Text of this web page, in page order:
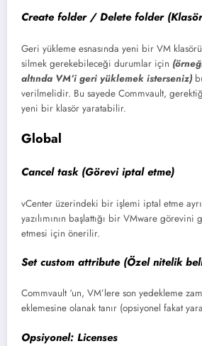
Create folder / Delete folder
Geri yükleme esnasında yeni bir VM
silmek gerekebileceği durumlar için
altında VM’i geri yüklemek isterseniz)
verilmelidir. Bu sayede Commvault,
yeni bir klasör yaratabilir.
Global
Cancel task (Görevi iptal etme)
vCenter üzerindeki bir işlemi iptal etme
yazılımının başlattığı bir VMware
etmesi için önerilir.
Set custom attribute (Özel nitelik
Commvault ‘un, VM’lere son yedekleme
eklemesine olanak tanır (opsiyonel fakat
Opsiyonel: Licenses